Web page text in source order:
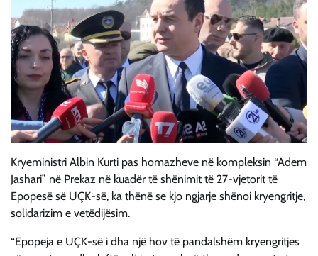
Kryeministri Albin Kurti pas homazheve në kompleksin “Adem
Jashari” në Prekaz në kuadër të shënimit të 27-vjetorit të
Epopesë së UÇK-së, ka thënë se kjo ngjarje shënoi kryengritje,
solidarizim e vetëdijësim.
“Epopeja e UÇK-së i dha një hov të pandalshëm kryengritjes